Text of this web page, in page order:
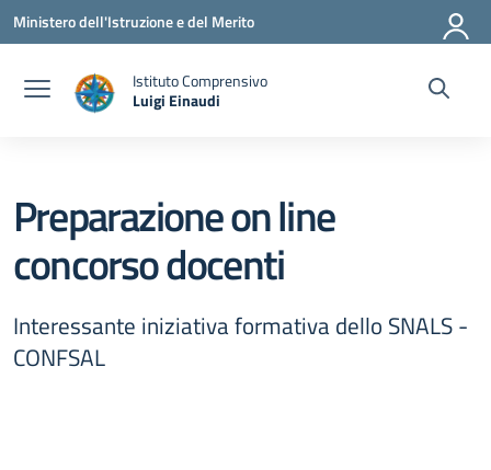
Vai ai contenuti
Vai al menu di navigazione
Vai al footer
Ministero dell'Istruzione e del Merito
Istituto Comprensivo
Luigi Einaudi
— Visita la pagina iniziale della scuola
Preparazione on line
concorso docenti
Interessante iniziativa formativa dello SNALS -
CONFSAL